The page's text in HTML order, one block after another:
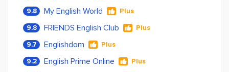
9.8 My English World Plus
9.8 FRIENDS English Club Plus
9.7 Englishdom Plus
9.2 English Prime Online Plus